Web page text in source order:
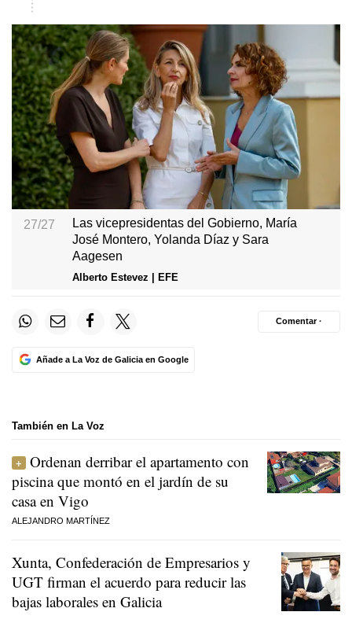
27/27
Las vicepresidentas del Gobierno, María
José Montero, Yolanda Díaz y Sara
Aagesen
Alberto Estevez | EFE
Añade a La Voz de Galicia en Google
Comentar ·
También en La Voz
Ordenan derribar el apartamento con
piscina que montó en el jardín de su
casa en Vigo
ALEJANDRO MARTÍNEZ
Xunta, Confederación de Empresarios y
UGT firman el acuerdo para reducir las
bajas laborales en Galicia